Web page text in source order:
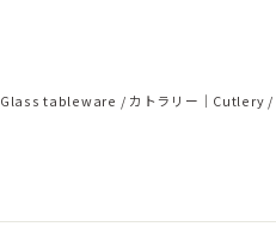
Glass tableware カトラリー｜Cutlery